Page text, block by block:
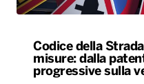
Codice della
misure: dalla
progressive sulla